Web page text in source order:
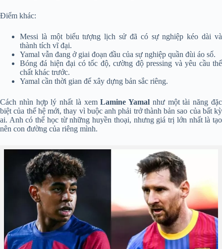
Điểm khác:
Messi là một biểu tượng lịch sử đã có sự nghiệp kéo dài và
thành tích vĩ đại.
Yamal vẫn đang ở giai đoạn đầu của sự nghiệp quần đùi áo số.
Bóng đá hiện đại có tốc độ, cường độ pressing và yêu cầu thể
chất khác trước.
Yamal cần thời gian để xây dựng bản sắc riêng.
Cách nhìn hợp lý nhất là xemLamine Yamal như một tài năng đặc
biệt của thế hệ mới, thay vì buộc anh phải trở thành bản sao của bất kỳ
ai. Anh có thể học từ những huyền thoại, nhưng giá trị lớn nhất là tạo
nên con đường của riêng mình.